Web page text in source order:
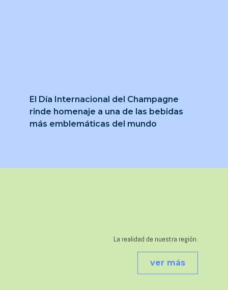
El Día Internacional del Champagne
rinde homenaje a una de las bebidas
más emblemáticas del mundo
La realidad de nuestra región.
ver más